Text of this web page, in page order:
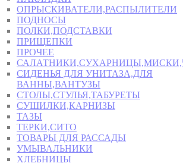
ОПРЫСКИВАТЕЛИ,РАСПЫЛИТЕЛИ
ПОДНОСЫ
ПОЛКИ,ПОДСТАВКИ
ПРИЩЕПКИ
ПРОЧЕЕ
СИДЕНЬЯ ДЛЯ УНИТАЗА,ДЛЯ
ВАННЫ,ВАНТУЗЫ
СТОЛЫ,СТУЛЬЯ,ТАБУРЕТЫ
СУШИЛКИ,КАРНИЗЫ
ТАЗЫ
ТЕРКИ,СИТО
ТОВАРЫ ДЛЯ РАССАДЫ
УМЫВАЛЬНИКИ
ХЛЕБНИЦЫ